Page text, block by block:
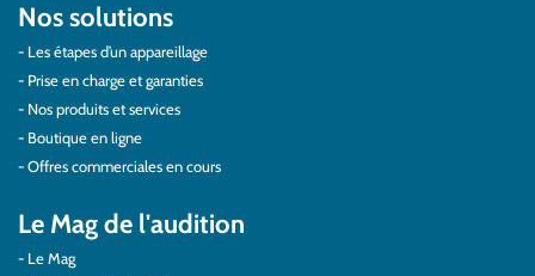
Nos solutions
Les étapes d’un appareillage
Prise en charge et garanties
Nos produits et services
Boutique en ligne
Offres commerciales en cours
Le Mag de l'audition
Le Mag